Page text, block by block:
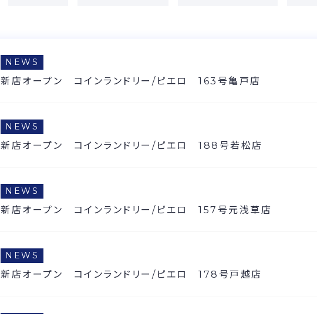
NEWS
新店オープン コインランドリー/ピエロ 163号亀戸店
NEWS
新店オープン コインランドリー/ピエロ 188号若松店
NEWS
新店オープン コインランドリー/ピエロ 157号元浅草店
NEWS
新店オープン コインランドリー/ピエロ 178号戸越店